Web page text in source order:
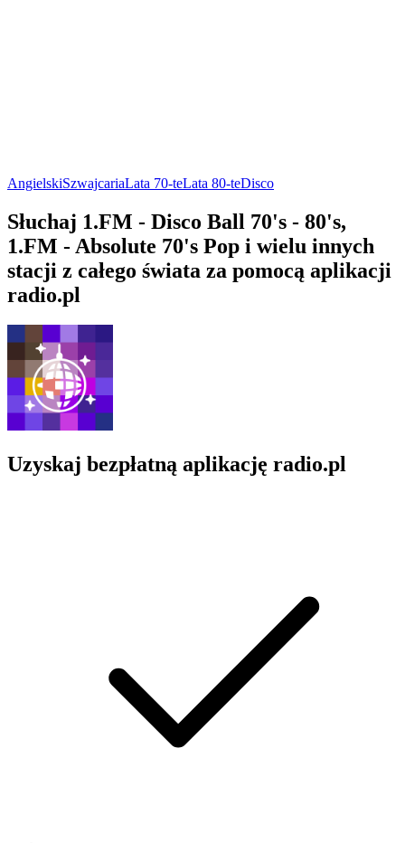
AngielskiSzwajcariaLata 70-teLata 80-teDisco
Słuchaj 1.FM - Disco Ball 70's - 80's,
1.FM - Absolute 70's Pop i wielu innych
stacji z całego świata za pomocą aplikacji
radio.pl
Uzyskaj bezpłatną aplikację radio.pl